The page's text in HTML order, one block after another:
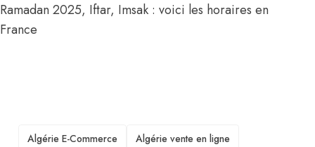
Ramadan 2025, Iftar, Imsak : voici les horaires en
France
TAGS
Algérie E-Commerce
Algérie vente en ligne